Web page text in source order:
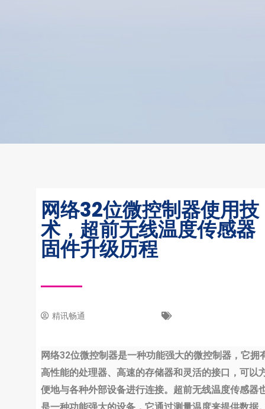
网络32位微控制器使用技
术，超前无线温度传感器
固件升级历程
精讯畅通
网络32位微控制器是一种功能强大的微控制器，它拥
高性能的处理器、高速的存储器和灵活的接口，可以
便地与各种外部设备进行连接。超前无线温度传感器